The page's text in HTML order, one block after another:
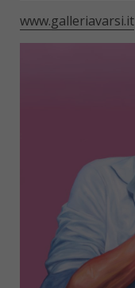
www.galleriavarsi.it